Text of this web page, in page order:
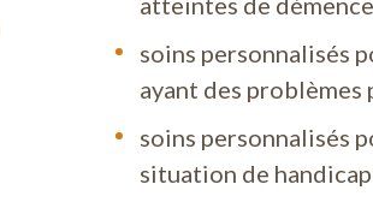
pouvez compter sur notre
tant qu'entreprise de titres-
peut faire appel à nos aides
soins personnalisés
ayant des problèmes
soins personnalisés
situation de handicap